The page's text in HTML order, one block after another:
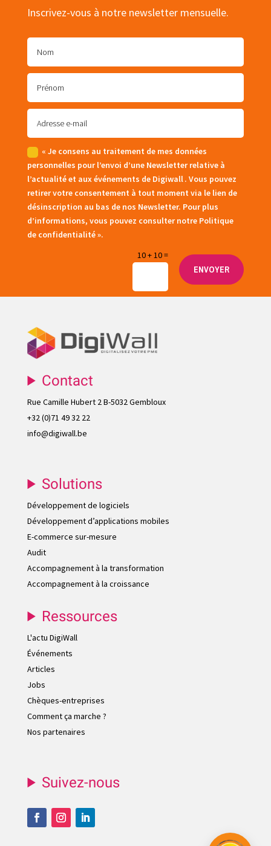
Inscrivez-vous à notre newsletter mensuelle.
« Je consens au traitement de mes données
personnelles pour l’envoi d’une Newsletter relative à
l’actualité et aux événements de Digiwall . Vous pouvez
retirer votre consentement à tout moment via le lien de
désinscription au bas de nos Newsletter. Pour plus
d’informations, vous pouvez consulter notre Politique
de confidentialité ».
10 + 10=
ENVOYER
Contact
Rue Camille Hubert 2 B-5032 Gembloux
+32 (0)71 49 32 22
info@digiwall.be
Solutions
Développement de logiciels
Développement d’applications mobiles
E-commerce sur-mesure
Audit
Accompagnement à la transformation
Accompagnement à la croissance
Ressources
L'actu DigiWall
Événements
Articles
Jobs
Chèques-entreprises
Comment ça marche ?
Nos partenaires
Suivez-nous